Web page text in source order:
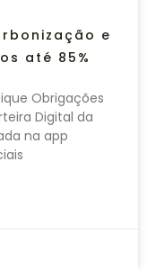
e
até 85%
Obrigações
Digital da
na app